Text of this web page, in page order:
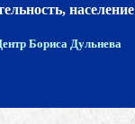
население
Бориса Дульнева